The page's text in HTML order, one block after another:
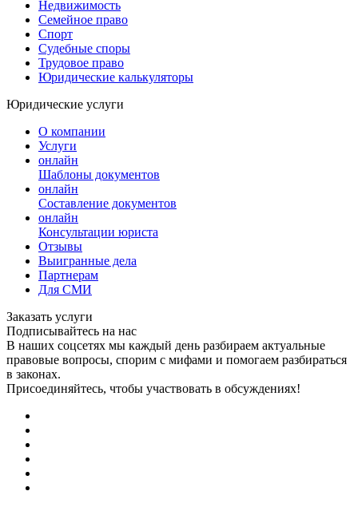
Недвижимость
Семейное право
Спорт
Судебные споры
Трудовое право
Юридические калькуляторы
Юридические услуги
О компании
Услуги
онлайн
Шаблоны документов
онлайн
Составление документов
онлайн
Консультации юриста
Отзывы
Выигранные дела
Партнерам
Для СМИ
Заказать услуги
Подписывайтесь на нас
В наших соцсетях мы каждый день разбираем актуальные
правовые вопросы, спорим с мифами и помогаем разбираться
в законах.
Присоединяйтесь, чтобы участвовать в обсуждениях!